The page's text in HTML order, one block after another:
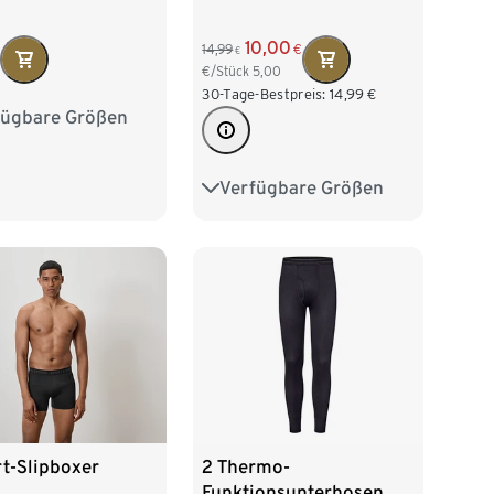
Größen
M 48/50
14,99 € 10,00 €
€/Stück 5,00
30-Tage-Bestpreis: 14,99 €
Verfügbare Größen
S/4 M/5 L/6
Slipboxer
2 Thermo-